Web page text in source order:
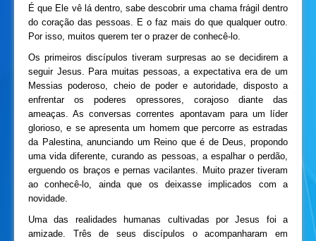
É que Ele vê lá dentro, sabe descobrir uma chama frágil dentro
do coração das pessoas. E o faz mais do que qualquer outro.
Por isso, muitos querem ter o prazer de conhecê-lo.
Os primeiros discípulos tiveram surpresas ao se decidirem a
seguir Jesus. Para muitas pessoas, a expectativa era de um
Messias poderoso, cheio de poder e autoridade, disposto a
enfrentar os poderes opressores, corajoso diante das
ameaças. As conversas correntes apontavam para um líder
glorioso, e se apresenta um homem que percorre as estradas
da Palestina, anunciando um Reino que é de Deus, propondo
uma vida diferente, curando as pessoas, a espalhar o perdão,
erguendo os braços e pernas vacilantes. Muito prazer tiveram
ao conhecê-lo, ainda que os deixasse implicados com a
novidade.
Uma das realidades humanas cultivadas por Jesus foi a
amizade. Três de seus discípulos o acompanharam em